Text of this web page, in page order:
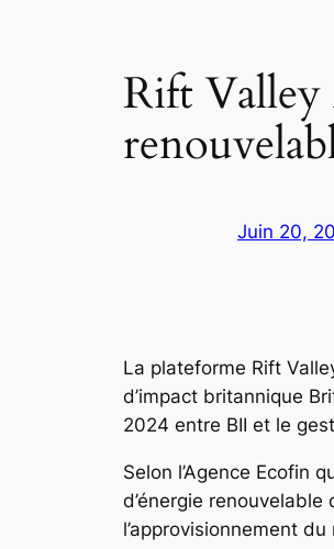
Rift Valley
Juin 20,
La plateforme Rift
d’impact britannique
2024 entre BII et le
Selon l’Agence Ecofin
d’énergie
l’approvisionnement